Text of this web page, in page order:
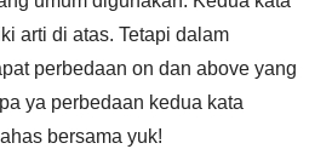
arti di atas. Tetapi dalam
perbedaan on dan above yang
ya perbedaan kedua kata
bersama yuk!